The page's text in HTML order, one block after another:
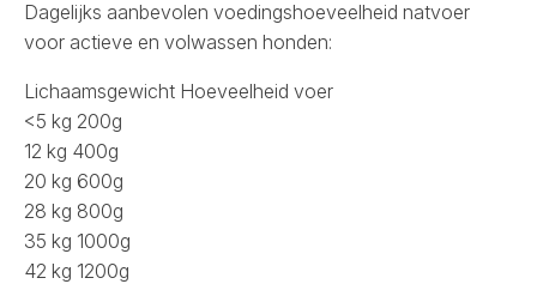
Dagelijks aanbevolen voedingshoeveelheid natvoer
voor actieve en volwassen honden:
Lichaamsgewicht Hoeveelheid voer
<5 kg 200g
12 kg 400g
20 kg 600g
28 kg 800g
35 kg 1000g
42 kg 1200g